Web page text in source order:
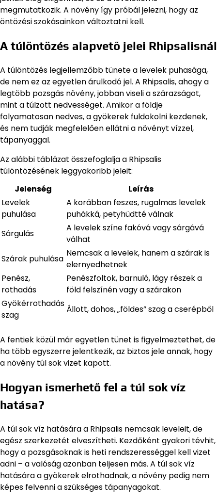
megmutatkozik. A növény így próbál jelezni, hogy az
öntözési szokásainkon változtatni kell.
A túlöntözés alapvető jelei Rhipsalisnál
A túlöntözés legjellemzőbb tünete a levelek puhasága,
de nem ez az egyetlen árulkodó jel. A Rhipsalis, ahogy a
legtöbb pozsgás növény, jobban viseli a szárazságot,
mint a túlzott nedvességet. Amikor a földje
folyamatosan nedves, a gyökerek fuldokolni kezdenek,
és nem tudják megfelelően ellátni a növényt vízzel,
tápanyaggal.
Az alábbi táblázat összefoglalja a Rhipsalis
túlöntözésének leggyakoribb jeleit:
Jelenség
Leírás
Levelek
puhulása
A korábban feszes, rugalmas levelek
puhákká, petyhüdtté válnak
Sárgulás
A levelek színe fakóvá vagy sárgává
válhat
Szárak puhulása
Nemcsak a levelek, hanem a szárak is
elernyedhetnek
Penész,
rothadás
Penészfoltok, barnuló, lágy részek a
föld felszínén vagy a szárakon
Gyökérrothadás
szag
Állott, dohos, „földes” szag a cserépből
A fentiek közül már egyetlen tünet is figyelmeztethet, de
ha több egyszerre jelentkezik, az biztos jele annak, hogy
a növény túl sok vizet kapott.
Hogyan ismerhető fel a túl sok víz
hatása?
A túl sok víz hatására a Rhipsalis nemcsak leveleit, de
egész szerkezetét elveszítheti. Kezdőként gyakori tévhit,
hogy a pozsgásoknak is heti rendszerességgel kell vizet
adni – a valóság azonban teljesen más. A túl sok víz
hatására a gyökerek elrothadnak, a növény pedig nem
képes felvenni a szükséges tápanyagokat.